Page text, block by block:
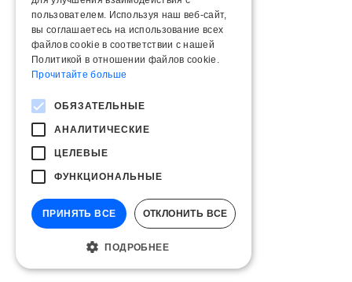
пользователем. Используя наш веб-сайт,
вы соглашаетесь на использование всех
файлов cookie в соответствии с нашей
Политикой в ​​отношении файлов cookie.
Прочитайте больше
ОБЯЗАТЕЛЬНЫЕ
АНАЛИТИЧЕСКИЕ
ЦЕЛЕВЫЕ
ФУНКЦИОНАЛЬНЫЕ
ПРИНЯТЬ ВСЕ ОТКЛОНИТЬ ВСЕ
ПОДРОБНЕЕ